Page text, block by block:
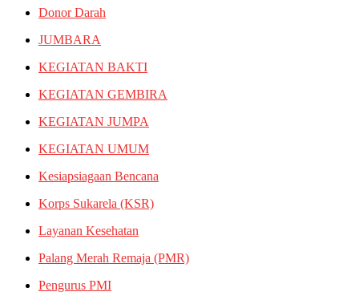
Donor Darah
JUMBARA
KEGIATAN BAKTI
KEGIATAN GEMBIRA
KEGIATAN JUMPA
KEGIATAN UMUM
Kesiapsiagaan Bencana
Korps Sukarela (KSR)
Layanan Kesehatan
Palang Merah Remaja (PMR)
Pengurus PMI